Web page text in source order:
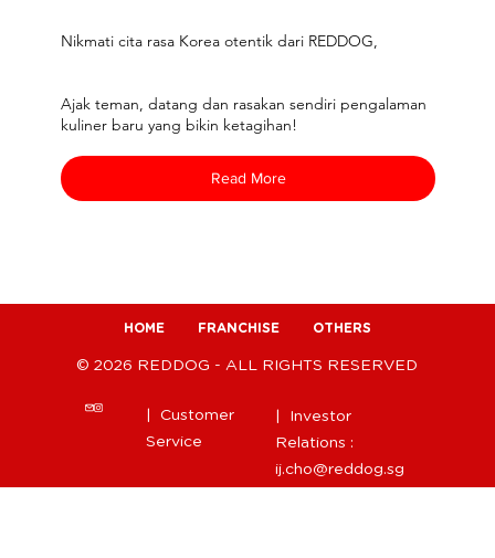
Nikmati cita rasa Korea otentik dari REDDOG,
Ajak teman, datang dan rasakan sendiri pengalaman
kuliner baru yang bikin ketagihan!
Read More
© 2026 REDDOG - ALL RIGHTS RESERVED
| Customer
Service
| Investor
Relations :
ij.cho@reddog.sg
HOME FRANCHISE OTHERS